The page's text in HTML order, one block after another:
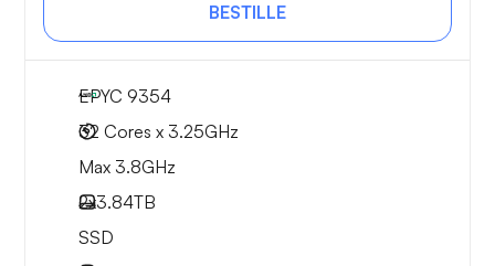
BESTILLE
EPYC 9354
32 Cores x 3.25GHz
Max 3.8GHz
2x3.84TB
SSD